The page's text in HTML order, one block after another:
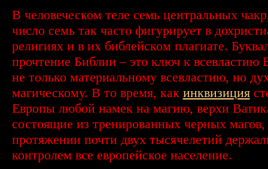
В человеческом теле семь центральных
число семь так часто фигурирует в
религиях и в их библейском плагиате.
прочтение Библии – это ключ к всевластию
не только материальному всевластию, но
магическому. В то время, как инквизиция
Европы любой намек на магию, верхи
состоящие из тренированных черных магов,
протяжении почти двух тысячелетий
контролем все европейское население.